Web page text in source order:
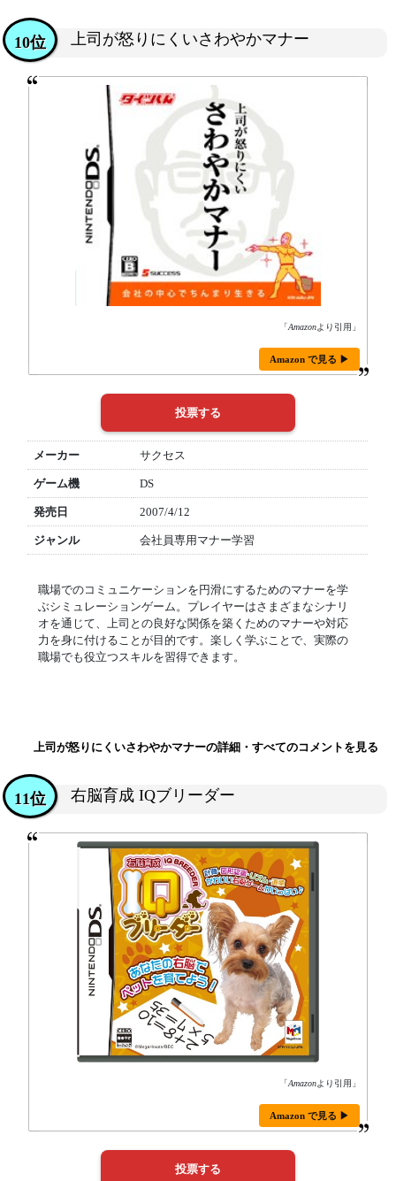
上司が怒りにくいさわやかマナー
10位
「Amazonより引用」
Amazon で見る ▶
メーカー サクセス
ゲーム機 DS
発売日 2007/4/12
ジャンル 会社員専用マナー学習
職場でのコミュニケーションを円滑にするためのマナーを学
ぶシミュレーションゲーム。プレイヤーはさまざまなシナリ
オを通じて、上司との良好な関係を築くためのマナーや対応
力を身に付けることが目的です。楽しく学ぶことで、実際の
職場でも役立つスキルを習得できます。
上司が怒りにくいさわやかマナーの詳細・すべてのコメントを見る
右脳育成 IQブリーダー
11位
「Amazonより引用」
Amazon で見る ▶